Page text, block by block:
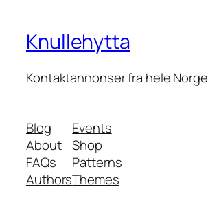
Knullehytta
Kontaktannonser fra hele Norge
Blog
About
FAQs
Authors
Events
Shop
Patterns
Themes